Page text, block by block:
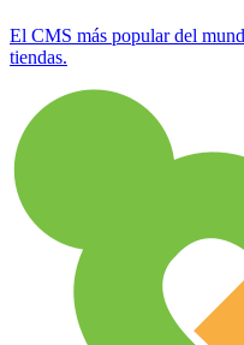
El CMS más popular del
tiendas.